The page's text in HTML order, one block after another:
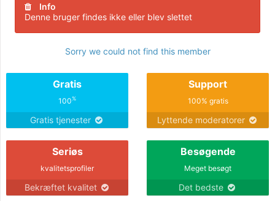
Info
Denne bruger findes ikke eller blev slettet
Sorry we could not find this member
Gratis
100%
Gratis tjenester
Support
100% gratis
Lyttende moderatorer
Seriøs
kvalitetsprofiler
Bekræftet kvalitet
Besøgende
Meget besøgt
Det bedste